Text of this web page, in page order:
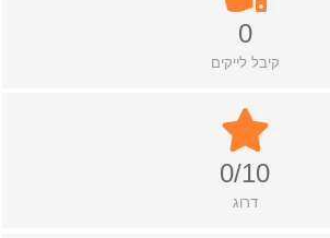
0
קיבל לייקים
0/10
דרוג